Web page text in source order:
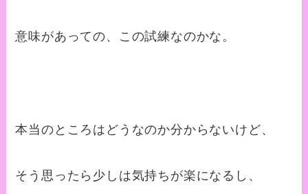
意味があっての、この試練なのかな。
本当のところはどうなのか分からないけど、
そう思ったら少しは気持ちが楽になるし、